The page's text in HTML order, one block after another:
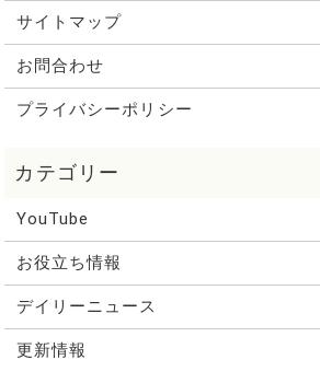
サイトマップ
お問合わせ
プライバシーポリシー
YouTube
お役立ち情報
デイリーニュース
更新情報